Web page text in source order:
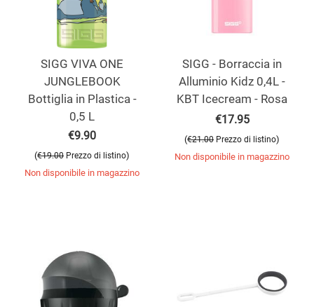
SIGG VIVA ONE
JUNGLEBOOK
Bottiglia in Plastica -
0,5 L
€9.90
(€19.00 Prezzo di listino)
Non disponibile in magazzino
SIGG - Borraccia in
Alluminio Kidz 0,4L -
KBT Icecream - Rosa
€17.95
(€21.00 Prezzo di listino)
Non disponibile in magazzino